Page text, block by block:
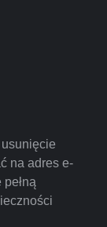
na adres e-